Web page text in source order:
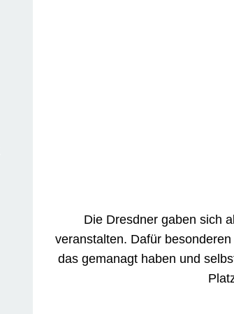
Die Dresdner gaben sich
veranstalten. Dafür
das gemanagt haben und